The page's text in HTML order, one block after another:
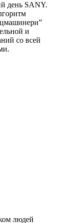
день SANY.
и
со всей
людей